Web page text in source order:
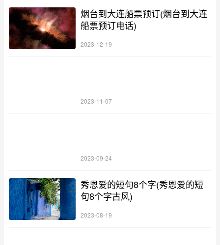
烟台到大连船票预订(烟台到大连
船票预订电话)
2023-12-19
2023-11-07
2023-09-24
秀恩爱的短句8个字(秀恩爱的短
句8个字古风)
2023-08-19